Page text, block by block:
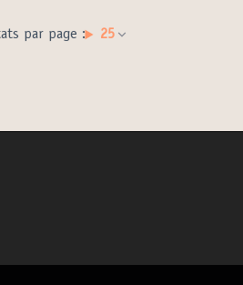
par page : 25
sur X sur Facebook
Governments sur YouTube